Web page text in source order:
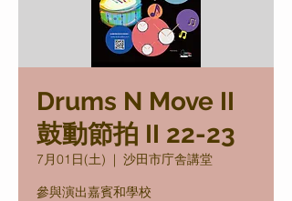
Drums N Move II
鼓動節拍 II 22-23
7月01日(土)
  |
沙田市庁舎講堂
參與演出嘉賓和學校